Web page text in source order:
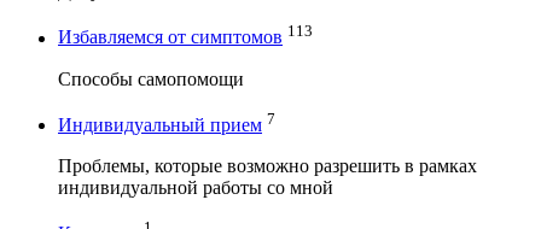
Избавляемся от симптомов 113
Способы самопомощи
Индивидуальный прием 7
Проблемы, которые возможно разрешить в рамках
индивидуальной работы со мной